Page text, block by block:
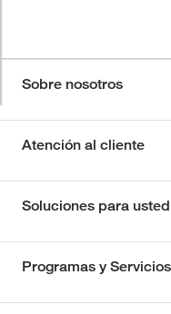
Sobre nosotros
Atención al cliente
Soluciones para usted
Programas y Servicios